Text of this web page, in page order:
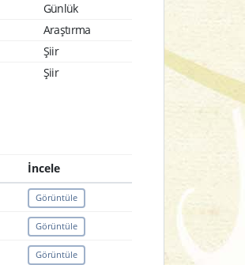
Günlük
Araştırma
Şiir
Şiir
İncele
Görüntüle
Görüntüle
Görüntüle